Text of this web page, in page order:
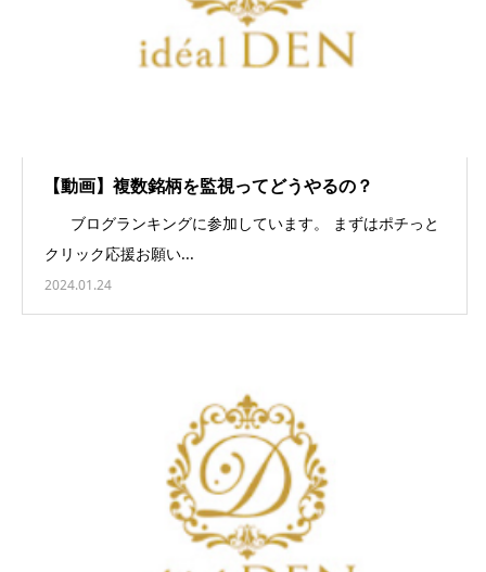
【動画】複数銘柄を監視ってどうやるの？
ブログランキングに参加しています。 まずはポチっと
クリック応援お願い...
2024.01.24